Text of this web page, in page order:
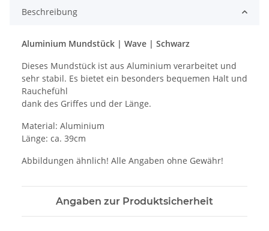
Beschreibung
Aluminium Mundstück | Wave | Schwarz
Dieses Mundstück ist aus Aluminium verarbeitet und
sehr stabil. Es bietet ein besonders bequemen Halt und
Rauchefühl
dank des Griffes und der Länge.
Material: Aluminium
Länge: ca. 39cm
Abbildungen ähnlich! Alle Angaben ohne Gewähr!
Angaben zur Produktsicherheit